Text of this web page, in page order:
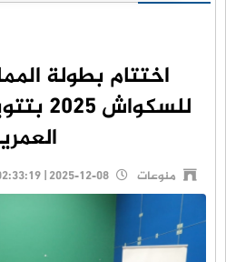
اختتام بطولة
منوعات